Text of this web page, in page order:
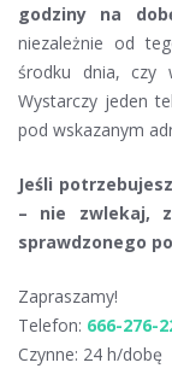
godziny na
niezależnie od
środku dnia, czy
Wystarczy jeden
pod wskazanym
Jeśli
– nie zwlekaj,
sprawdzonego
Zapraszamy!
Telefon: 666-276-
Czynne: 24 h/dobę